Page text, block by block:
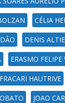
CÉLIA
DENIS
ERASMO
HAUTRIVE
JOAO